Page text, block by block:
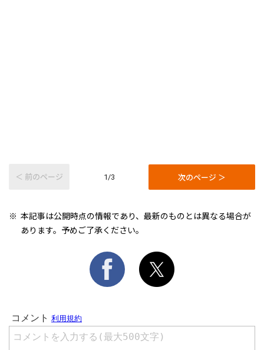
＜ 前のページ 1/3 次のページ ＞
本記事は公開時点の情報であり、最新のものとは異なる場合が
あります。予めご了承ください。